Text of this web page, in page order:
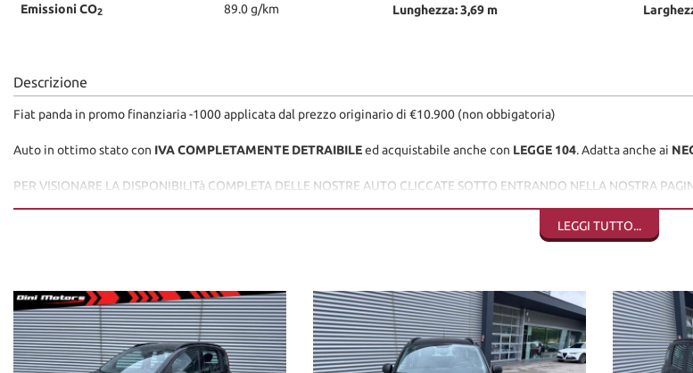
Emissioni CO2 89.0 g/km Lunghezza: 3,69 m
Descrizione
Fiat panda in promo finanziaria -1000 applicata dal prezzo originario di €10.900 (non obbigatoria)
Auto in ottimo stato con IVA COMPLETAMENTE DETRAIBILEed acquistabile anche con LEGGE 104. Adatta anche ai
PER VISIONARE LA DISPONIBILITà COMPLETA DELLE NOSTRE AUTO CLICCATE SOTTO ENTRANDO NELLA NOSTRA
Dini Motors è sinonimo di garanzia: siamo al vostro servizio dal 1960.
I nostri usati sono rigorosamente controllati e igienizzati prima della consegna, sono coperti da garanzia di conformità
ANNI) con garanzie convenzionali ulteriori.
LEGGI TUTTO...